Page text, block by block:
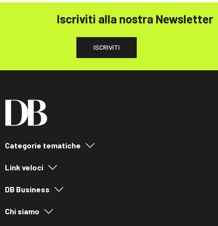
Iscriviti alla nostra Newsletter
ISCRIVITI
Categorie tematiche
Link veloci
DB Business
Chi siamo